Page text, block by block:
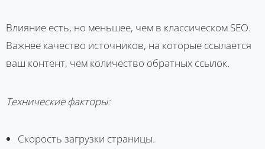
Влияние есть, но меньшее, чем в классическом SEO.
Важнее качество источников, на которые ссылается
ваш контент, чем количество обратных ссылок.
Технические факторы:
Скорость загрузки страницы.